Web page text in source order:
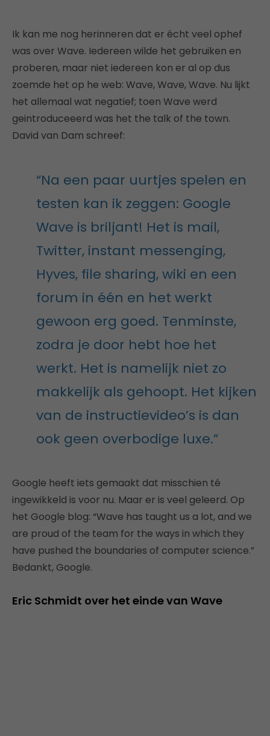
Ik kan me nog herinneren dat er écht veel ophef
was over Wave. Iedereen wilde het gebruiken en
proberen, maar niet iedereen kon er al op dus
zoemde het op he web: Wave, Wave, Wave. Nu lijkt
het allemaal wat negatief; toen Wave werd
geintroduceeerd was het the talk of the town.
David van Dam schreef:
“Na een paar uurtjes spelen en
testen kan ik zeggen: Google
Wave is briljant! Het is mail,
Twitter, instant messenging,
Hyves, file sharing, wiki en een
forum in één en het werkt
gewoon erg goed. Tenminste,
zodra je door hebt hoe het
werkt. Het is namelijk niet zo
makkelijk als gehoopt. Het kijken
van de instructievideo’s is dan
ook geen overbodige luxe.”
Google heeft iets gemaakt dat misschien té
ingewikkeld is voor nu. Maar er is veel geleerd. Op
het Google blog: “Wave has taught us a lot, and we
are proud of the team for the ways in which they
have pushed the boundaries of computer science.”
Bedankt, Google.
Eric Schmidt over het einde van Wave